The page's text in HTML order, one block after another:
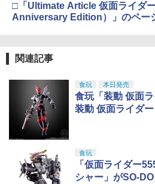
□「Ultimate Article 仮面ライダ
Anniversary Edition）」のペー
関連記事
食玩 本日発売
食玩「装動 仮面
装動 仮面ライダ
食玩
「仮面ライダー
シャー」がSO-